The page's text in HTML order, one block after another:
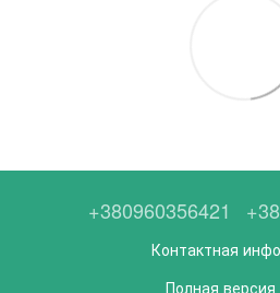
+380960356421
Контактная
Полная версия